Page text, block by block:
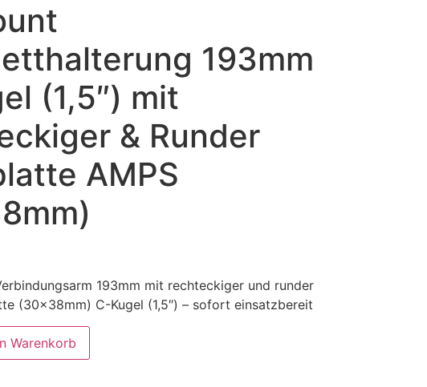
193mm
(1,5″) mit
& Runder
AMPS
193mm mit rechteckiger und runder
(30x38mm) C-Kugel (1,5″) – sofort einsatzbereit
Warenkorb